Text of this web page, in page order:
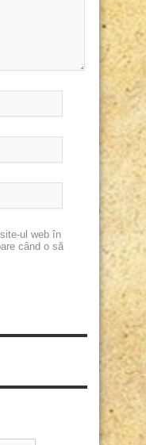
ul web în
când o să